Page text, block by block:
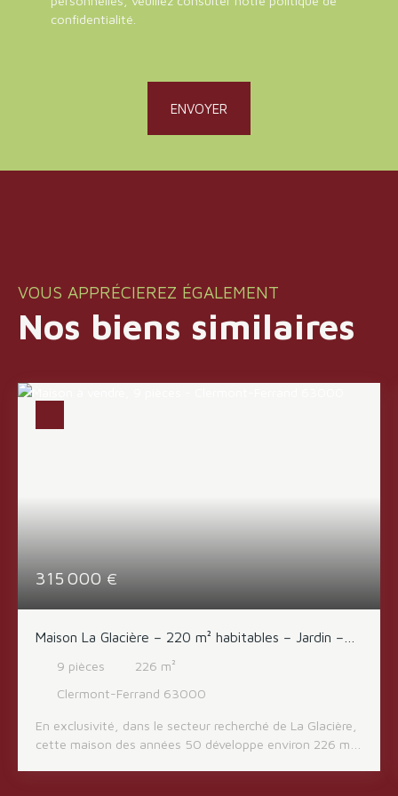
confidentialité
ENVOYER
VOUS APPRÉCIEREZ ÉGALEMENT
Nos biens similaires
315 000 €
Maison La Glacière – 220 m² habitables – Jardin –
9 pièces 226 m²
Clermont-Ferrand 63000
En exclusivité, dans le secteur recherché de La Glacière,
cette maison des années 50 développe environ 226 m²